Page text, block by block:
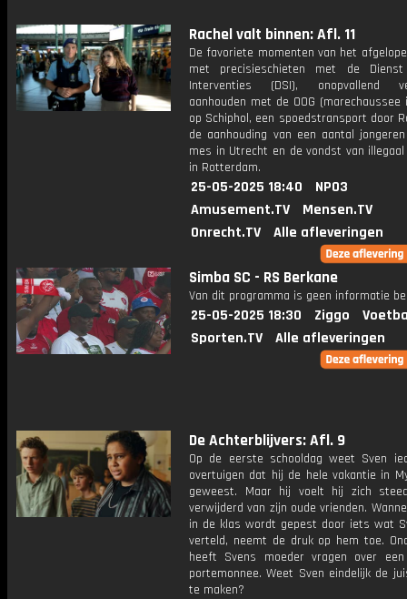
Rachel valt binnen: Afl. 11
De favoriete momenten van het
met precisieschieten met de Dienst
Interventies (DSI), onopvallend
aanhouden met de OOG (marechaussee
op Schiphol, een spoedstransport door
de aanhouding van een aantal
mes in Utrecht en de vondst van
in Rotterdam.
25-05-2025 18:40
NPO3
Amusement.TV
Mensen.TV
Onrecht.TV
Alle afleveringen
Simba SC - RS Berkane
Van dit programma is geen informatie
25-05-2025 18:30 Ziggo
Sporten.TV
Alle afleveringen
De Achterblijvers: Afl. 9
Op de eerste schooldag weet Sven
overtuigen dat hij de hele vakantie in
geweest. Maar hij voelt hij zich
verwijderd van zijn oude vrienden.
in de klas wordt gepest door iets wat
verteld, neemt de druk op hem toe.
heeft Svens moeder vragen over
portemonnee. Weet Sven eindelijk de
te maken?